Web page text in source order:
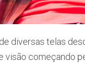
diversas telas
visão começando